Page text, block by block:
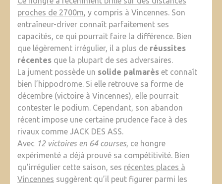
proches de 2700m, y compris à Vincennes. Son
entraîneur-driver connaît parfaitement ses
capacités, ce qui pourrait faire la différence. Bien
que légèrement irrégulier, il a plus de réussites
récentes que la plupart de ses adversaires.
La jument possède un solide palmarès et connaît
bien l’hippodrome. Si elle retrouve sa forme de
décembre (victoire à Vincennes), elle pourrait
contester le podium. Cependant, son abandon
récent impose une certaine prudence face à des
rivaux comme JACK DES ASS.
Avec 12 victoires en 64 courses, ce hongre
expérimenté a déjà prouvé sa compétitivité. Bien
qu’irrégulier cette saison, ses récentes places à
Vincennes suggèrent qu’il peut figurer parmi les